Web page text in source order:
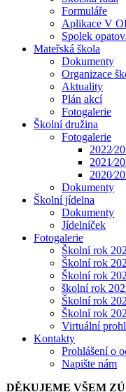
Formuláře
Aplikace V
Spolek
Mateřská škola
Dokumenty
Organizace
Aktuality
Plán akcí
Fotogalerie
Školní družina
Fotogalerie
Dokumenty
Školní jídelna
Dokumenty
Jídelníček
Fotogalerie
Školní rok
Školní rok
Školní rok
školní rok
Školní rok
Školní rok
Virtuální
Kontakty
Prohlášení o
Napište nám
DĚKUJEME VŠEM